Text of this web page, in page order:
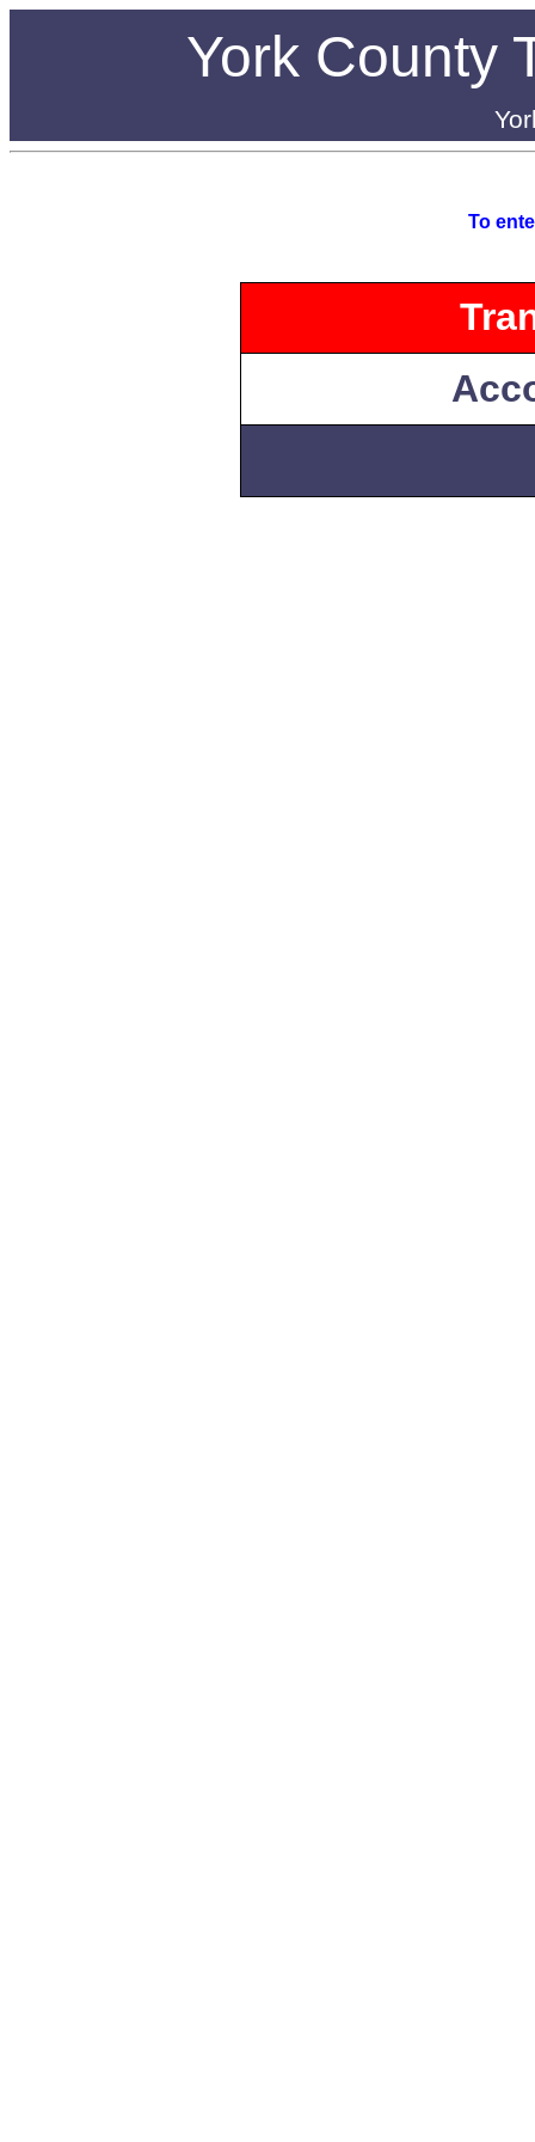
York County
To